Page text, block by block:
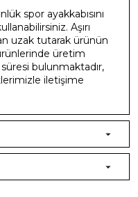
spor ayakkabısını
Aşırı
uzak tutarak ürünün
üretim
bulunmaktadır,
iletişime